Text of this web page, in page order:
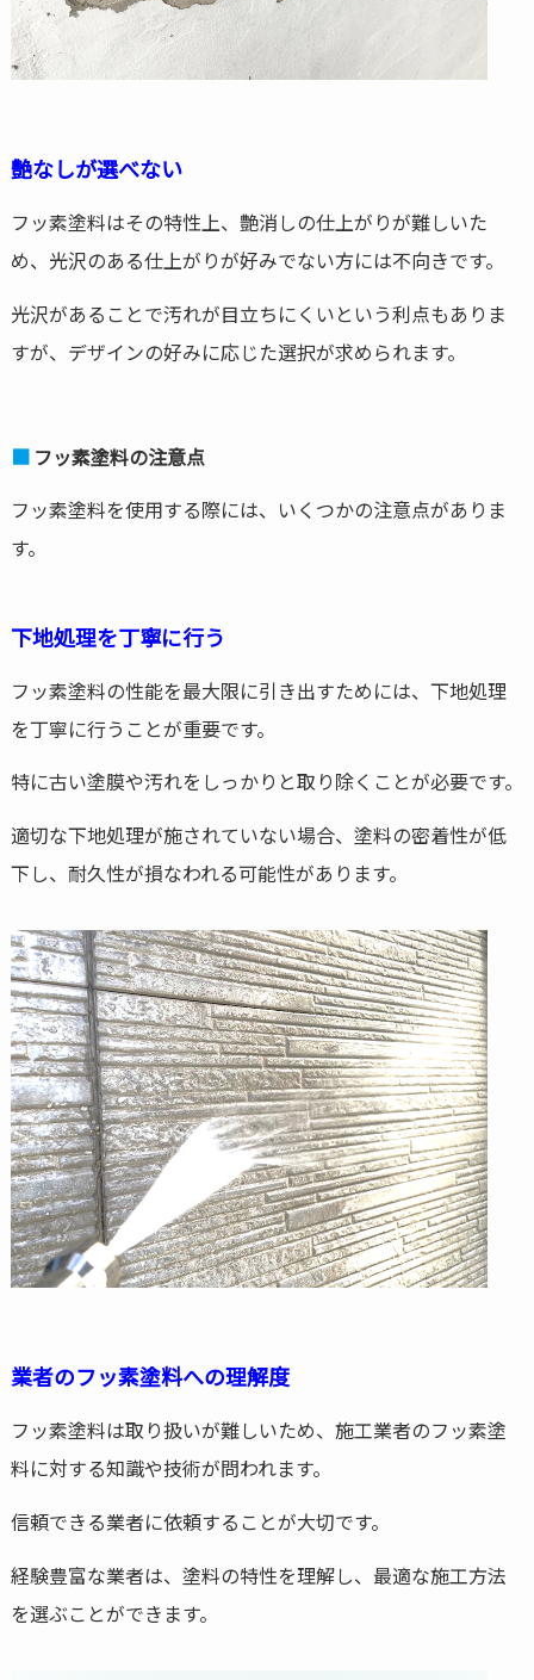
艶なしが選べない
フッ素塗料はその特性上、艶消しの仕上がりが難しいた
め、光沢のある仕上がりが好みでない方には不向きです。
光沢があることで汚れが目立ちにくいという利点もありま
すが、デザインの好みに応じた選択が求められます。
フッ素塗料の注意点
フッ素塗料を使用する際には、いくつかの注意点がありま
す。
下地処理を丁寧に行う
フッ素塗料の性能を最大限に引き出すためには、下地処理
を丁寧に行うことが重要です。
特に古い塗膜や汚れをしっかりと取り除くことが必要です。
適切な下地処理が施されていない場合、塗料の密着性が低
下し、耐久性が損なわれる可能性があります。
業者のフッ素塗料への理解度
フッ素塗料は取り扱いが難しいため、施工業者のフッ素塗
料に対する知識や技術が問われます。
信頼できる業者に依頼することが大切です。
経験豊富な業者は、塗料の特性を理解し、最適な施工方法
を選ぶことができます。